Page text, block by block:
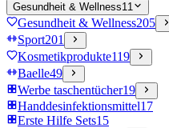
Gesundheit & Wellness11
Gesundheit & Wellness205
Sport201
Kosmetikprodukte119
Baelle49
Werbe taschentücher19
Handdesinfektionsmittel17
Erste Hilfe Sets15